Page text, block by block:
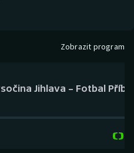
Zobrazit program
Jihlava – Fotbal